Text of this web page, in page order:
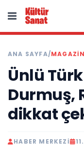
ANA SAYFA/MAGAZIN
Ünlü
Durmuş,
dikkat
HABER MERKEZI